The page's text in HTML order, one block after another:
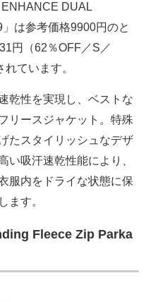
DUAL
は参考価格9900円のと
円（62％OFF／S／
ています。
乾性を実現し、ベストな
リースジャケット。特殊
たスタイリッシュなデザ
い吸汗速乾性能により、
服内をドライな状態に保
ます。
Fleece Zip Parka